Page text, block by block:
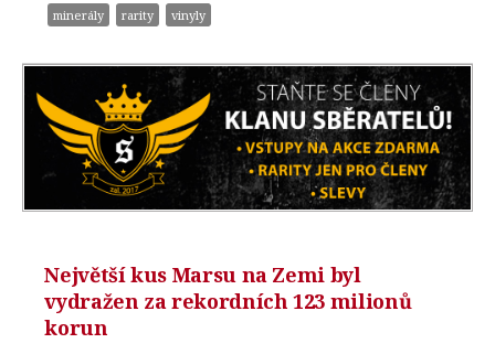
minerály rarity vinyly
Největší kus Marsu na Zemi byl
vydražen za rekordních 123 milionů
korun